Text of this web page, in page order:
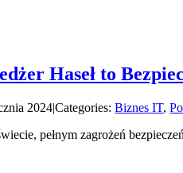
Haseł to
2024|Categories:Biznes IT,
pełnym zagrożeń